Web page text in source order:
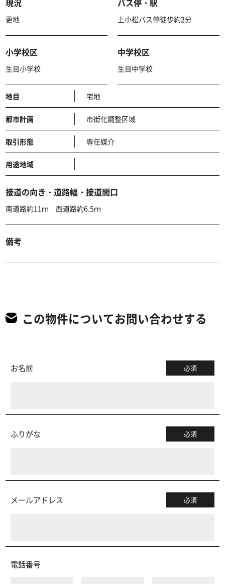
更地 上小松バス停徒歩約2分
小学校区
生目小学校
中学校区
生目中学校
地目 宅地
都市計画 市街化調整区域
取引形態 専任媒介
用途地域
接道の向き・道路幅・接道間口
南道路約11ｍ 西道路約6.5ｍ
備考
この物件についてお問い合わせする
お名前 必須
ふりがな 必須
メールアドレス 必須
電話番号